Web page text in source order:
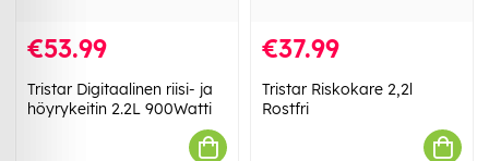
€53.99
Tristar Digitaalinen riisi- ja
höyrykeitin 2.2L 900Watti
€37.99
Tristar Riskokare 2,2l
Rostfri